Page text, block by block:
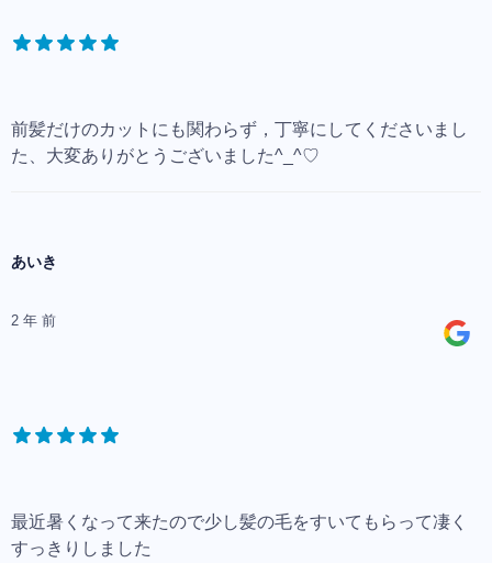
前髪だけのカットにも関わらず，丁寧にしてくださいまし
た、大変ありがとうございました^_^♡
あいき
2 年 前
最近暑くなって来たので少し髪の毛をすいてもらって凄く
すっきりしました